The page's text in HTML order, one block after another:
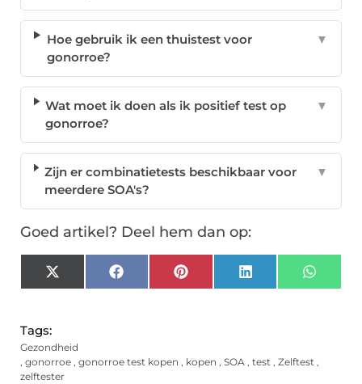
Hoe gebruik ik een thuistest voor
gonorroe?
▼
Wat moet ik doen als ik positief test op
gonorroe?
▼
Zijn er combinatietests beschikbaar voor
meerdere SOA's?
▼
Goed artikel? Deel hem dan op:
X
(Twitter)
FacebookPinterest LinkedIn
Tags:
Gezondheid
, gonorroe , gonorroe test kopen , kopen , SOA , test , Zelftest ,
zelftester